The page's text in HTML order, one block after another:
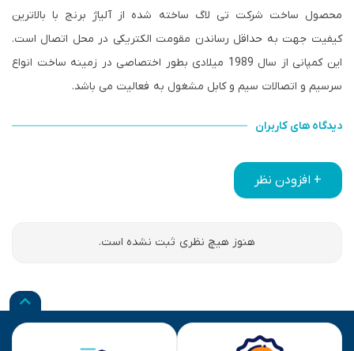
محصول ساخت شرکت تی لاگ ساخته شده از آلیاژ برنج با بالاترین
کیفیت جهت به حداقل رساندن مقومت الکتریکی در محل اتصال است.
این کمپانی از سال 1989 میلادی بطور اختصاصی در زمینه ساخت انواع
سرسیم و اتصالات سیم و کابل مشغول به فعالیت می باشد.
دیدگاه های کاربران
+ افزودن نظر
هنوز هیچ نظری ثبت نشده است.